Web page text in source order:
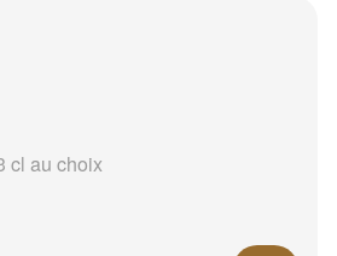
cl au choix